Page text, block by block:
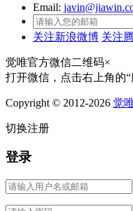
Email:
关注新浪微博 关注
觉唯官方微信二维码×
打开微信，点击右上角的
Copyright © 2012-2026 觉
切换注册
登录